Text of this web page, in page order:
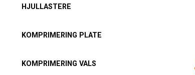
HJULLASTERE
KOMPRIMERING PLATE
KOMPRIMERING VALS